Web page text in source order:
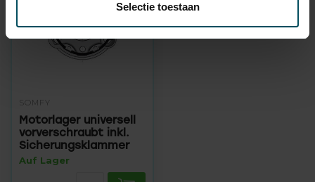
Selectie toestaan
SOMFY
Motorlager universell
vorverschraubt inkl.
Sicherungsklammer
Auf Lager